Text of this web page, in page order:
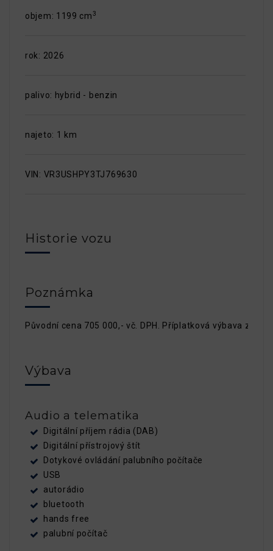
objem: 1199 cm3
rok: 2026
palivo: hybrid - benzin
najeto: 1 km
VIN: VR3USHPY3TJ769630
Historie vozu
Poznámka
Původní cena 705 000,- vč. DPH. Příplatková výbava
Výbava
Audio a telematika
Digitální příjem rádia (DAB)
Digitální přístrojový štít
Dotykové ovládání palubního počítače
USB
autorádio
bluetooth
hands free
palubní počítač